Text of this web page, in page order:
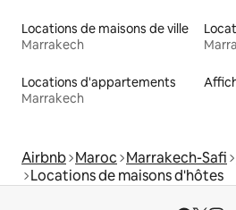
Locations de maisons de ville
Marrakech
Locations d'appartements
Marrakech
Airbnb Maroc Marrakech-Safi
Locations de maisons d'hôtes